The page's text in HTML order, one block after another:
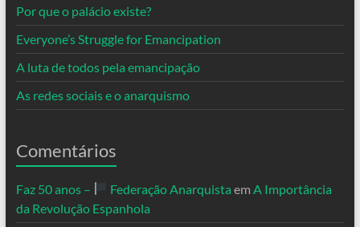
Por que o palácio existe?
Everyone’s Struggle for Emancipation
A luta de todos pela emancipação
As redes sociais e o anarquismo
Comentários
Faz 50 anos – Federação Anarquista em A Importância
da Revolução Espanhola